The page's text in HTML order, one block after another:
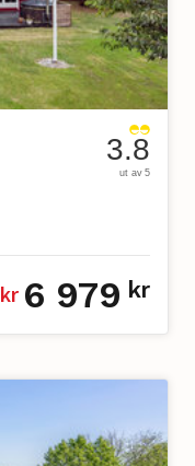
3.8
ut av 5
kr 6 979 kr